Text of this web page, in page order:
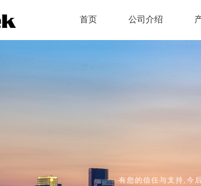
首页 公司介绍
有您的信任与支持,今